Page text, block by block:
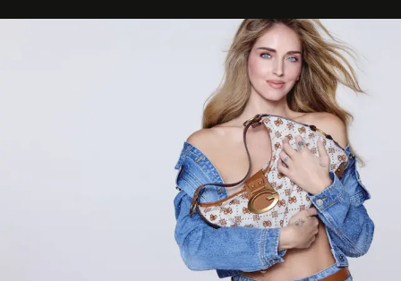
unsurlarından biri olarak öne çıkıyor.